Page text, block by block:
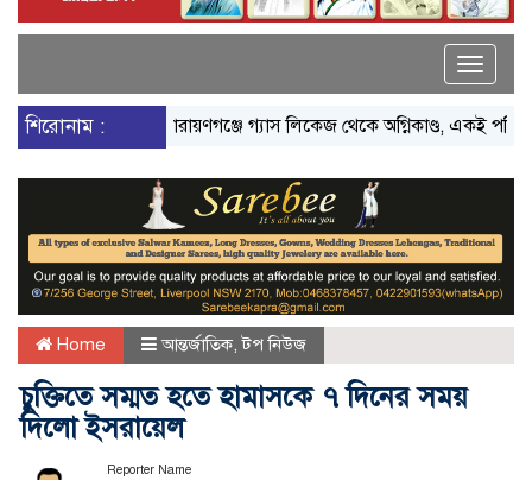
Toggle
শিরোনাম : নারায়ণগঞ্জে গ্যাস লিকেজ থেকে অগ্নিকাণ্ড, একই পরিবারের
Home আন্তর্জাতিক,টপ নিউজ
চুক্তিতে সম্মত হতে হামাসকে ৭ দিনের সময়
দিলো ইসরায়েল
Reporter Name